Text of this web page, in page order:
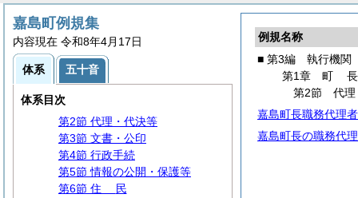
例規名称
■ 第3編 執行機関
第1章 町長
第2節 代理
嘉島町長職務代理
嘉島町長の職務代
嘉島町例規集
内容現在 令和8年4月17日
体系 五十音
体系目次
第1編総規
第2編議会
第3編 執行機関
第1章町長
第1節 事務分掌
第2節 代理・代決等
第3節 文書・公印
第4節 行政手続
第5節 情報の公開・保護等
第6節 住
民